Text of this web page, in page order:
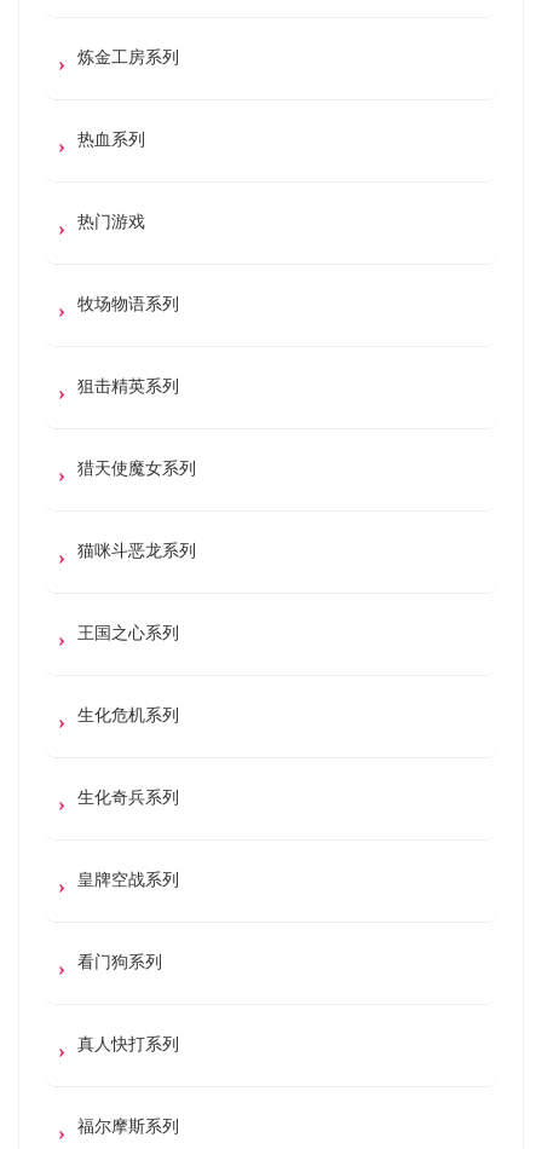
炼金工房系列
热血系列
热门游戏
牧场物语系列
狙击精英系列
猎天使魔女系列
猫咪斗恶龙系列
王国之心系列
生化危机系列
生化奇兵系列
皇牌空战系列
看门狗系列
真人快打系列
福尔摩斯系列